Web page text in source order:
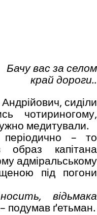
Бачу вас за селом
край дороги..
сиділи
чотириногому,
медитували.
– то
капітана
адміральському
під погони
відьмака
– подумав ґетьман.